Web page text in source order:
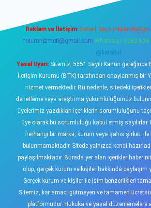
Reklam ve İletişim: E-mail:
forumhizmeti@gmail.com Whatsapp: 0262 606
@karabul
Yasal Uyarı:Sitemiz, 5651 Sayılı Kanun gereğince
İletişim Kurumu (BTK) tarafından onaylanmış bir
hizmet vermektedir. Bu nedenle, sitedeki
denetleme veya araştırma yükümlülüğümüz
üyelerimiz yazdıkları içeriklerin sorumluluğunu
üye olarak bu sorumluluğu kabul etmiş
herhangi bir marka, kurum veya şahıs şirketi ile
bulunmamaktadır. Sitede yalnızca kendi
paylaşılmaktadır. Burada yer alan içerikler haber
olup, gerçek kurum ve kişiler hakkında paylaşım
Gerçek kurum ve kişiler ile isim benzerlikleri
Sitemiz, kar amacı gütmeyen ve tamamen
platformudur. Hukuka ve yasal düzenlemelere